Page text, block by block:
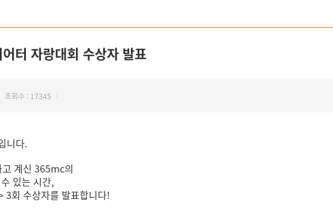
터 자랑대회 수상자 발표
조회수 : 17345
니다.
계신 365mc의
있는 시간,
회 수상자를 발표합니다!